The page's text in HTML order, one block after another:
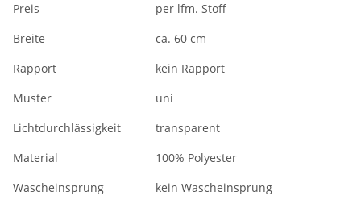
Preis
per lfm. Stoff
Breite
ca. 60 cm
Rapport
kein Rapport
Muster
uni
Lichtdurchlässigkeit
transparent
Material
100% Polyester
Wascheinsprung
kein Wascheinsprung